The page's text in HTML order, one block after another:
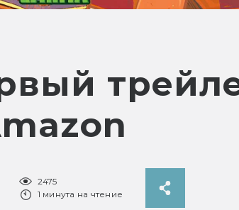
2475
1 минута на чтение